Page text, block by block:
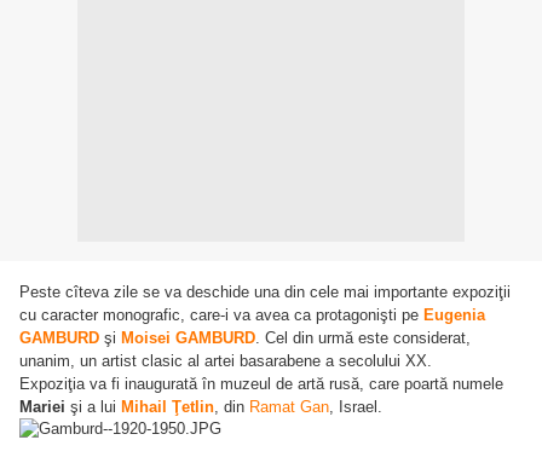
Peste cîteva zile se va deschide una din cele mai importante expoziţii
cu caracter monografic, care-i va avea ca protagonişti pe Eugenia
GAMBURD şi Moisei GAMBURD. Cel din urmă este considerat,
unanim, un artist clasic al artei basarabene a secolului XX.
Expoziţia va fi inaugurată în muzeul de artă rusă, care poartă numele
Mariei şi a lui Mihail Ţetlin, din Ramat Gan, Israel.